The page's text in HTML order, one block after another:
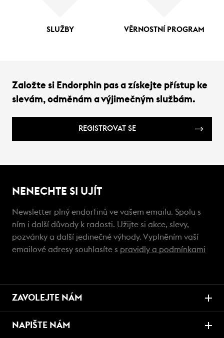
SLUŽBY VĚRNOSTNÍ PROGRAM
Založte si Endorphin pas a získejte přístup ke
slevám, odměnám a výjimečným službám.
REGISTROVAT SE
NENECHTE SI UJÍT
Newsletter plný endorfinů ve vašem emailu. Spolu s
ním i další důvody k radosti. Užijte si akce, slevy,
pozvánky a další jedinečné výhody. Vyplněním vaší
emailové adresy souhlasíte s pravidly a podmínkami
ZAVOLEJTE NÁM
NAPIŠTE NÁM